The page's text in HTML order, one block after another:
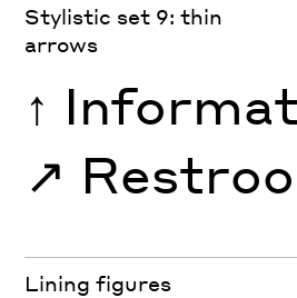
Stylistic set 9: thin
arrows
↑
↗︎
Lining figures